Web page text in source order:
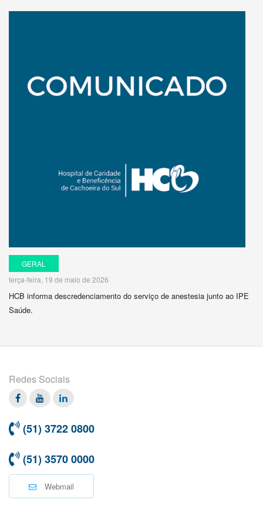
GERAL
terça-feira, 19 de maio de 2026
HCB informa descredenciamento do serviço de anestesia junto ao IPE
Saúde.
Redes Sociais
Facebook
TwitterLinkedin
(51) 3722 0800
(51) 3570 0000
Webmail